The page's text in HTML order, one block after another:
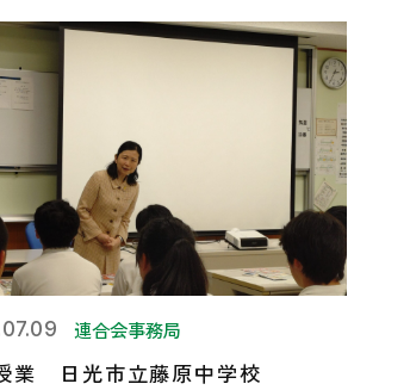
連合会事務局
業 日光市立藤原中学校